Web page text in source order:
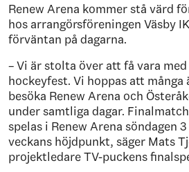
Renew Arena kommer stå värd
hos arrangörsföreningen Väsby
förväntan på dagarna.
– Vi är stolta över att få vara
hockeyfest. Vi hoppas att
besöka Renew Arena och
under samtliga dagar.
spelas i Renew Arena söndagen
veckans höjdpunkt, säger Mats
projektledare TV-puckens